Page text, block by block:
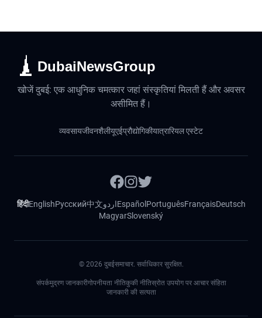
DubaiNewsGroup
खोजें दुबई: एक आधुनिक चमत्कार जहां संस्कृतियां मिलती हैं और अवसर
असीमित हैं।
व्यवसायजीवनशैलीयूएईप्रौद्योगिकीयात्रारियल एस्टेट
हिंदीEnglishРусский中文اردوEspañol PortuguêsFrançaisDeutsch
MagyarSlovenský
© 2026 दुबईसमाचार. सर्वाधिकार सुरक्षित.
संपर्कमुद्रण जानकारीगोपनीयता नीतिकुकी नीतिस्रोत उपयोग पर आचार संहिता
जानकारी की सत्यता